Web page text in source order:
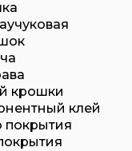
крошки
клей
покрытия